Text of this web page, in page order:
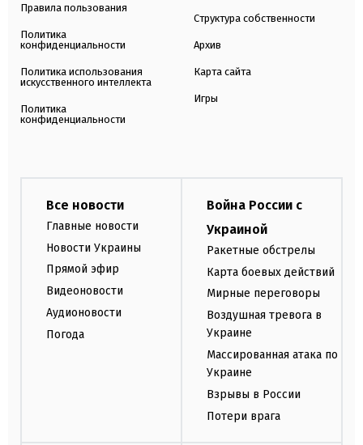
Правила пользования
Политика
конфиденциальности
Политика использования
искусственного интеллекта
Политика
конфиденциальности
Структура собственности
Архив
Карта сайта
Игры
Все новости
Главные новости
Новости Украины
Прямой эфир
Видеоновости
Аудионовости
Погода
Война России с
Украиной
Ракетные обстрелы
Карта боевых действий
Мирные переговоры
Воздушная тревога в
Украине
Массированная атака по
Украине
Взрывы в России
Потери врага